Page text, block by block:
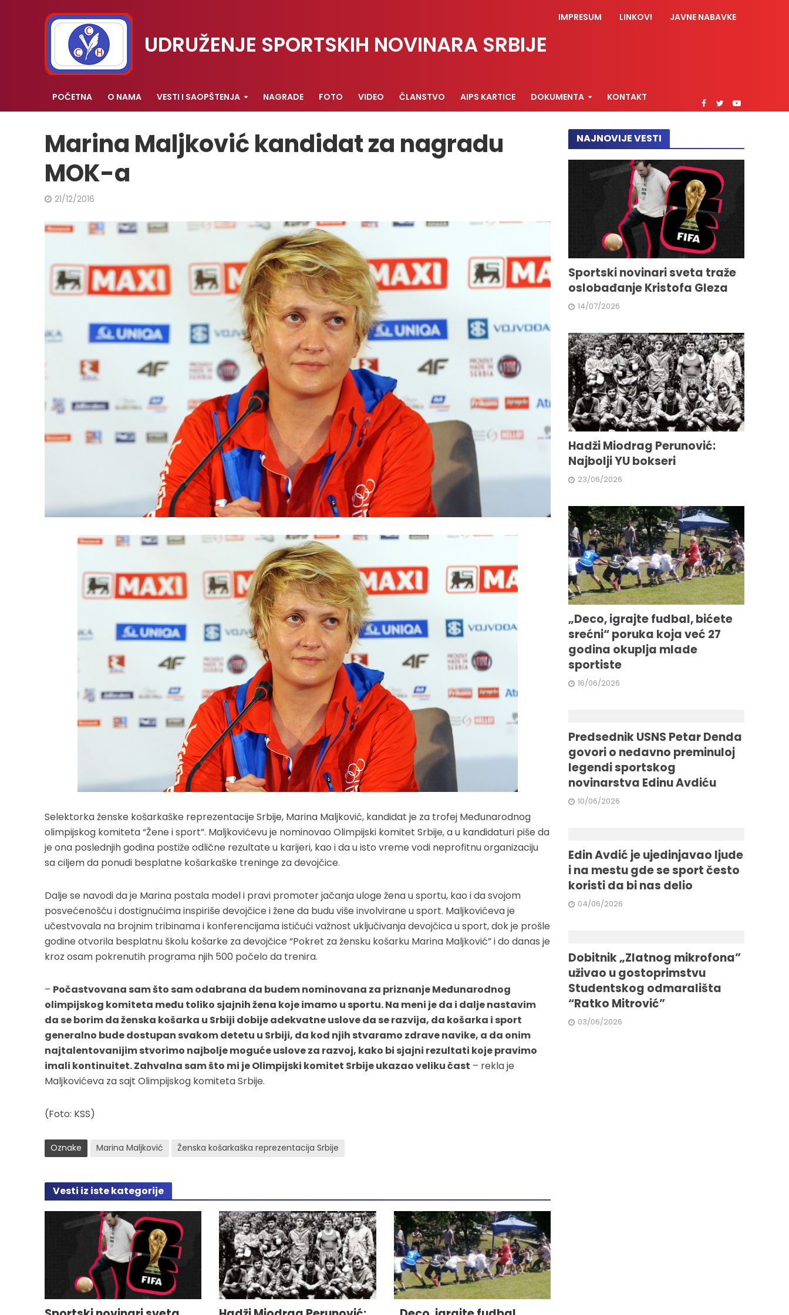
UDRUŽENJE SPORTSKIH NOVINARA SRBIJE
IMPRESUM LINKOVI JAVNE NABAVKE
POČETNA O NAMA VESTI I SAOPŠTENJA NAGRADE FOTO VIDEO ČLANSTVO AIPS KARTICE DOKUMENTA KONTAKT
Marina Maljković kandidat za nagradu
MOK-a
21/12/2016
Selektorka ženske košarkaške reprezentacije Srbije, Marina Maljković, kandidat je za trofej Međunarodnog
olimpijskog komiteta “Žene i sport”. Maljkovićevu je nominovao Olimpijski komitet Srbije, a u kandidaturi piše da
je ona poslednjih godina postiže odlične rezultate u karijeri, kao i da u isto vreme vodi neprofitnu organizaciju
sa ciljem da ponudi besplatne košarkaške treninge za devojčice.
Dalje se navodi da je Marina postala model i pravi promoter jačanja uloge žena u sportu, kao i da svojom
posvećenošću i dostignućima inspiriše devojčice i žene da budu više involvirane u sport. Maljkovićeva je
učestvovala na brojnim tribinama i konferencijama ističući važnost uključivanja devojčica u sport, dok je prošle
godine otvorila besplatnu školu košarke za devojčice “Pokret za žensku košarku Marina Maljković” i do danas je
kroz osam pokrenutih programa njih 500 počelo da trenira.
– Počastvovana sam što sam odabrana da budem nominovana za priznanje Međunarodnog
olimpijskog komiteta među toliko sjajnih žena koje imamo u sportu. Na meni je da i dalje nastavim
da se borim da ženska košarka u Srbiji dobije adekvatne uslove da se razvija, da košarka i sport
generalno bude dostupan svakom detetu u Srbiji, da kod njih stvaramo zdrave navike, a da onim
najtalentovanijim stvorimo najbolje moguće uslove za razvoj, kako bi sjajni rezultati koje pravimo
imali kontinuitet. Zahvalna sam što mi je Olimpijski komitet Srbije ukazao veliku čast – rekla je
Maljkovićeva za sajt Olimpijskog komiteta Srbije.
(Foto: KSS)
Oznake Marina Maljković Ženska košarkaška reprezentacija Srbije
Vesti iz iste kategorije
NAJNOVIJE VESTI
Sportski novinari sveta traže
oslobađanje Kristofa Gleza
14/07/2026
Hadži Miodrag Perunović:
Najbolji YU bokseri
23/06/2026
„Deco, igrajte fudbal, bićete
srećni“ poruka koja već 27
godina okuplja mlade
sportiste
16/06/2026
Predsednik USNS Petar Denda
govori o nedavno preminuloj
legendi sportskog
novinarstva Edinu Avdiću
10/06/2026
Edin Avdić je ujedinjavao ljude
i na mestu gde se sport često
koristi da bi nas delio
04/06/2026
Dobitnik „Zlatnog mikrofona”
uživao u gostoprimstvu
Studentskog odmarališta
“Ratko Mitrović”
03/06/2026